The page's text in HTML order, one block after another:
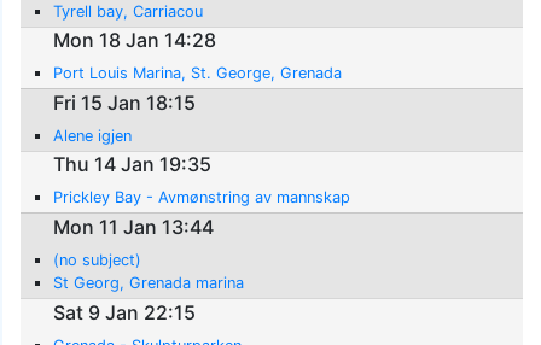
Tyrell bay, Carriacou
Mon 18 Jan 14:28
Port Louis Marina, St. George, Grenada
Fri 15 Jan 18:15
Alene igjen
Thu 14 Jan 19:35
Prickley Bay - Avmønstring av mannskap
Mon 11 Jan 13:44
(no subject)
St Georg, Grenada marina
Sat 9 Jan 22:15